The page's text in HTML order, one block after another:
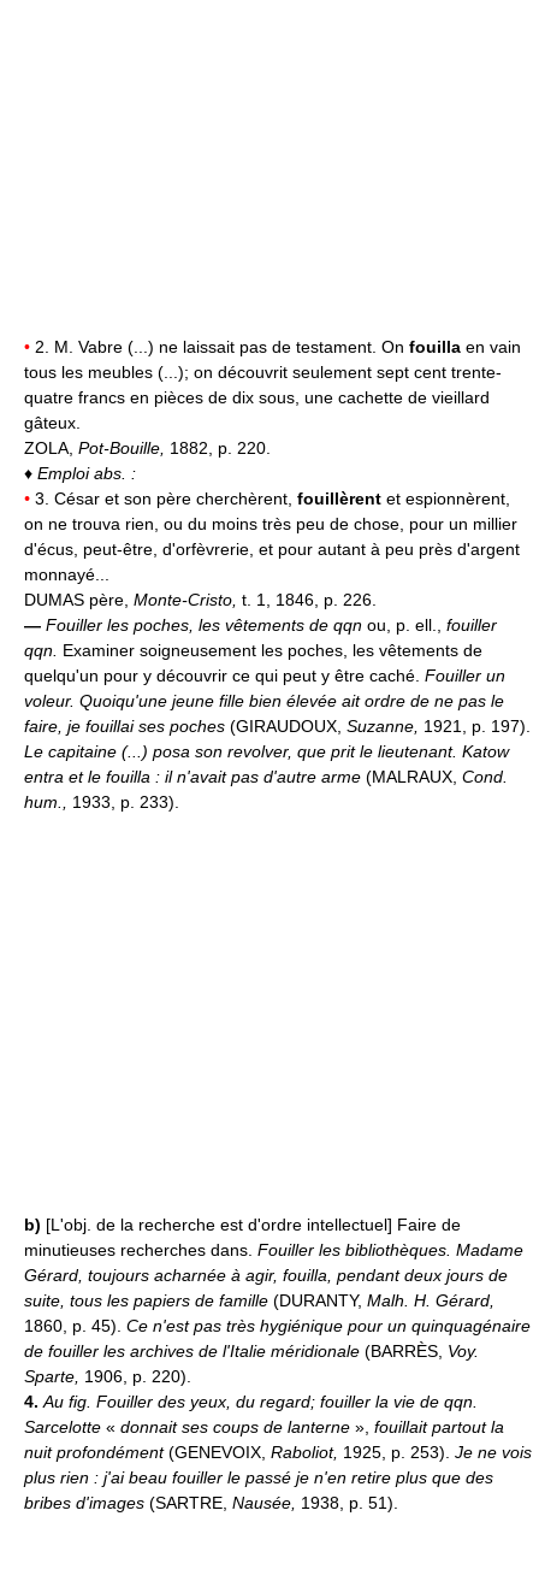
• 2. M. Vabre (...) ne laissait pas de testament. On fouilla en vain
tous les meubles (...); on découvrit seulement sept cent trente-
quatre francs en pièces de dix sous, une cachette de vieillard
gâteux.
ZOLA, Pot-Bouille, 1882, p. 220.
♦ Emploi abs. :
• 3. César et son père cherchèrent, fouillèrent et espionnèrent,
on ne trouva rien, ou du moins très peu de chose, pour un millier
d'écus, peut-être, d'orfèvrerie, et pour autant à peu près d'argent
monnayé...
DUMAS père, Monte-Cristo, t. 1, 1846, p. 226.
— Fouiller les poches, les vêtements de qqn ou, p. ell., fouiller
qqn. Examiner soigneusement les poches, les vêtements de
quelqu'un pour y découvrir ce qui peut y être caché. Fouiller un
voleur. Quoiqu'une jeune fille bien élevée ait ordre de ne pas le
faire, je fouillai ses poches (GIRAUDOUX, Suzanne, 1921, p. 197).
Le capitaine (...) posa son revolver, que prit le lieutenant. Katow
entra et le fouilla : il n'avait pas d'autre arme (MALRAUX, Cond.
hum., 1933, p. 233).
b) [L'obj. de la recherche est d'ordre intellectuel] Faire de
minutieuses recherches dans. Fouiller les bibliothèques. Madame
Gérard, toujours acharnée à agir, fouilla, pendant deux jours de
suite, tous les papiers de famille (DURANTY, Malh. H. Gérard,
1860, p. 45). Ce n'est pas très hygiénique pour un quinquagénaire
de fouiller les archives de l'Italie méridionale (BARRÈS, Voy.
Sparte, 1906, p. 220).
4.Au fig. Fouiller des yeux, du regard; fouiller la vie de qqn.
Sarcelotte « donnait ses coups de lanterne », fouillait partout la
nuit profondément(GENEVOIX, Raboliot, 1925, p. 253). Je ne vois
plus rien : j'ai beau fouiller le passé je n'en retire plus que des
bribes d'images (SARTRE, Nausée, 1938, p. 51).